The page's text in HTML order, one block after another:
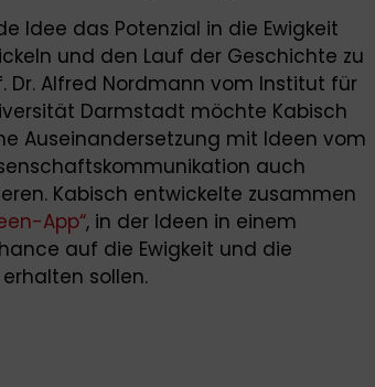
Idee das Potenzial in die Ewigkeit
und den Lauf der Geschichte zu
Dr. Alfred Nordmann vom Institut für
Darmstadt möchte Kabisch
Auseinandersetzung mit Ideen vom
auch
Kabisch entwickelte zusammen
App“, in der Ideen in einem
auf die Ewigkeit und die
sollen.